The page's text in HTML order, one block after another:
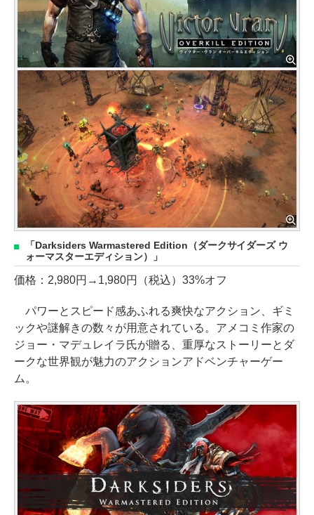
「Darksiders Warmastered Edition（ダークサイダーズ ウ
ォーマスターエディション）」
価格：2,980円→1,980円（税込）33%オフ
パワーとスピード感あふれる爽快なアクション、ギミ
ックや謎解きの数々が用意されている。アメコミ作家の
ジョー・マデュレイラ氏が贈る、重厚なストーリーとダ
ークな世界観が魅力のアクションアドベンチャーゲー
ム。